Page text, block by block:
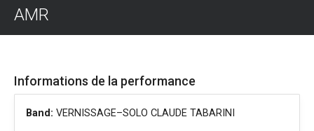
AMR
Informations de la performance
Band: VERNISSAGE–SOLO CLAUDE TABARINI